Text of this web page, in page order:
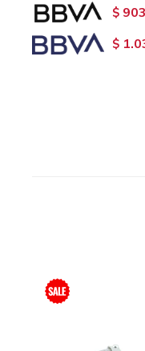
$ 903
$